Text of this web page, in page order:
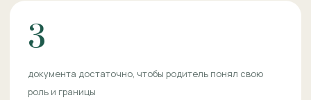
3
документа достаточно, чтобы родитель понял свою
роль и границы